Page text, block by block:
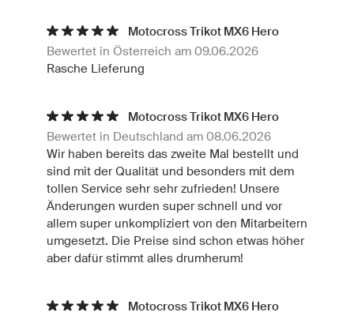
Motocross Trikot MX6 Hero
Bewertet in Österreich am 09.06.2026
Rasche Lieferung
Motocross Trikot MX6 Hero
Bewertet in Deutschland am 08.06.2026
Wir haben bereits das zweite Mal bestellt und
sind mit der Qualität und besonders mit dem
tollen Service sehr sehr zufrieden! Unsere
Änderungen wurden super schnell und vor
allem super unkompliziert von den Mitarbeitern
umgesetzt. Die Preise sind schon etwas höher
aber dafür stimmt alles drumherum!
Motocross Trikot MX6 Hero